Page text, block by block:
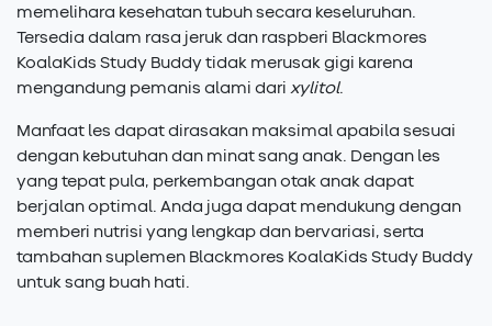
memelihara kesehatan tubuh secara keseluruhan.
Tersedia dalam rasa jeruk dan raspberi Blackmores
KoalaKids Study Buddy tidak merusak gigi karena
mengandung pemanis alami dari xylitol.
Manfaat les dapat dirasakan maksimal apabila sesuai
dengan kebutuhan dan minat sang anak. Dengan les
yang tepat pula, perkembangan otak anak dapat
berjalan optimal. Anda juga dapat mendukung dengan
memberi nutrisi yang lengkap dan bervariasi, serta
tambahan suplemen Blackmores KoalaKids Study Buddy
untuk sang buah hati.